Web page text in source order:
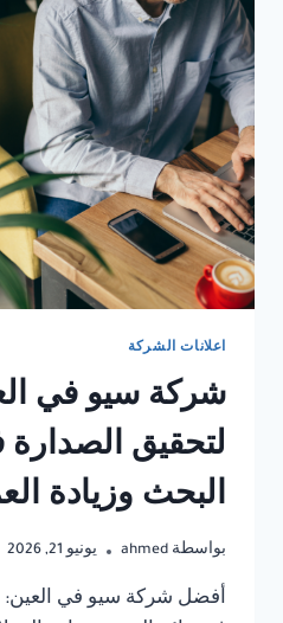
اعلانات الشركة
شركة سيو في
لتحقيق الصدارة
البحث وزيادة
بواسطة ahmed يونيو 21, 2026
أفضل شركة سيو في العين: